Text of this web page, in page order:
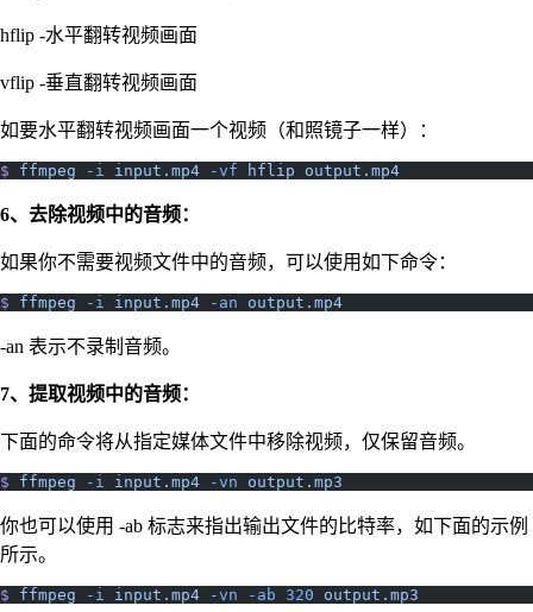
hflip -水平翻转视频画面
vflip -垂直翻转视频画面
如要水平翻转视频画面一个视频（和照镜子一样）：
$ ffmpeg -i input.mp4 -vf hflip output.mp4
6、去除视频中的音频：
如果你不需要视频文件中的音频，可以使用如下命令：
$ ffmpeg -i input.mp4 -an output.mp4
-an 表示不录制音频。
7、提取视频中的音频：
下面的命令将从指定媒体文件中移除视频，仅保留音频。
$ ffmpeg -i input.mp4 -vn output.mp3
你也可以使用 -ab 标志来指出输出文件的比特率，如下面的示例
所示。
$ ffmpeg -i input.mp4 -vn -ab 320 output.mp3